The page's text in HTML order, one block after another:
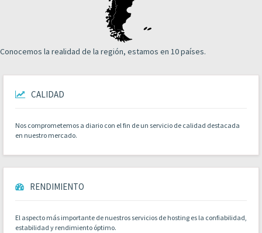
Conocemos la realidad de la región, estamos en 10 países.
CALIDAD
Nos comprometemos a diario con el fin de un servicio de calidad destacada
en nuestro mercado.
RENDIMIENTO
El aspecto más importante de nuestros servicios de hosting es la confiabilidad,
estabilidad y rendimiento óptimo.